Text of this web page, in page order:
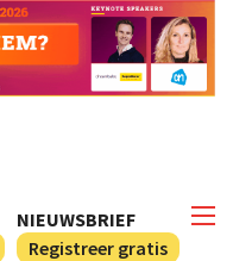
NIEUWSBRIEF
Registreer gratis